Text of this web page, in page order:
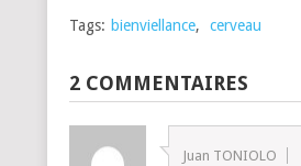
Tags: bienviellance, cerveau
2 COMMENTAIRES
Juan TONIOLO